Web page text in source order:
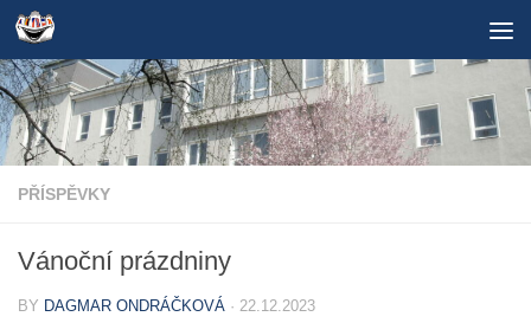
Skip to content
PŘÍSPĚVKY
Vánoční prázdniny
BY DAGMAR ONDRÁČKOVÁ · 22.12.2023